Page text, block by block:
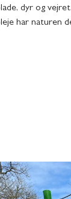
dyr og
har naturen